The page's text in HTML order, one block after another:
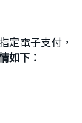
定電子支付，
如下：